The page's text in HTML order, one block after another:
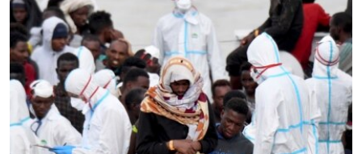
ЭЖЕ-СИҢДИЛЕР
АЗАТТЫК+
ЫҢГАЙСЫЗ СУРООЛОР
ОНЛАЙН ШЕРИНЕ
ЭЕ/АРнун бардык сайттары